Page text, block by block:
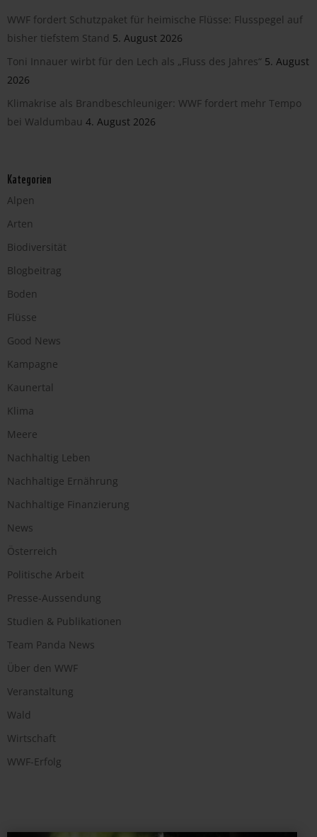
WWF fordert Schutzpaket für heimische Flüsse: Flusspegel auf
bisher tiefstem Stand 5. August 2026
Toni Innauer wirbt für den Lech als „Fluss des Jahres“ 5. August
2026
Klimakrise als Brandbeschleuniger: WWF fordert mehr Tempo
bei Waldumbau 4. August 2026
Kategorien
Alpen
Arten
Biodiversität
Blogbeitrag
Boden
Flüsse
Good News
Kampagne
Kaunertal
Klima
Meere
Nachhaltig Leben
Nachhaltige Ernährung
Nachhaltige Finanzierung
News
Österreich
Politische Arbeit
Presse-Aussendung
Studien & Publikationen
Team Panda News
Über den WWF
Veranstaltung
Wald
Wirtschaft
WWF-Erfolg